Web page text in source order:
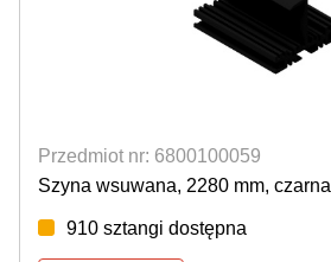
Przedmiot nr: 6800100059
Szyna wsuwana, 2280 mm, czarna
910 sztangi dostępna